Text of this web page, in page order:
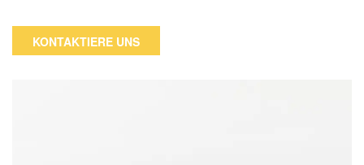
KONTAKTIERE UNS